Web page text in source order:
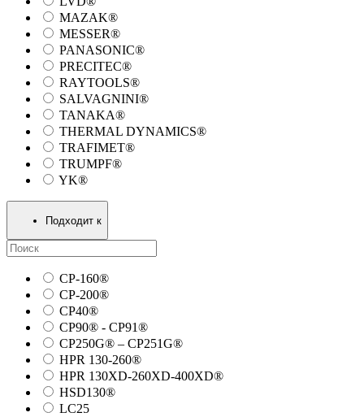
MAZAK®
MESSER®
PANASONIC®
PRECITEC®
RAYTOOLS®
SALVAGNINI®
TANAKA®
THERMAL DYNAMICS®
TRAFIMET®
TRUMPF®
YK®
Подходит к
CP-160®
CP-200®
CP40®
CP90® - СP91®
CP250G® – CP251G®
HPR 130-260®
HPR 130XD-260XD-400XD®
HSD130®
LC25